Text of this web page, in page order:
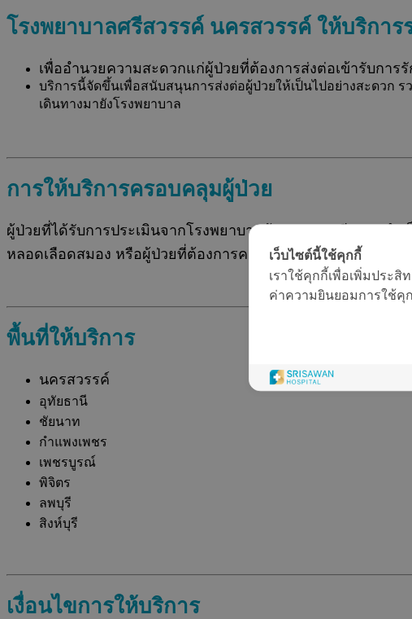
โรงพยาบาลศรีสวรรค์ นครสวรรค์ ให้บริกา
เพื่ออำนวยความสะดวกแก่ผู้ป่วยที่ต้องการส่งต่อเข้ารับกา
บริการนี้จัดขึ้นเพื่อสนับสนุนการส่งต่อผู้ป่วยให้เป็นไปอย่างสะดวก
เดินทางมายังโรงพยาบาล
การให้บริการครอบคลุมผู้ป่วย
ผู้ป่วยที่ได้รับการประเมินจากโรงพยาบาลต้นทาง และมีความจำ
หลอดเลือดสมอง หรือผู้ป่วยที่ต้องการความพร้อมด้านการรักษาเฉ
พื้นที่ให้บริการ
นครสวรรค์
อุทัยธานี
ชัยนาท
กำแพงเพชร
เพชรบูรณ์
พิจิตร
ลพบุรี
สิงห์บุรี
เงื่อนไขการให้บริการ
เว็บไซต์นี้ใช้คุกกี้
เราใช้คุกกี้เพื่อเพิ่มประ
ค่าความยินยอมการใช้คุ